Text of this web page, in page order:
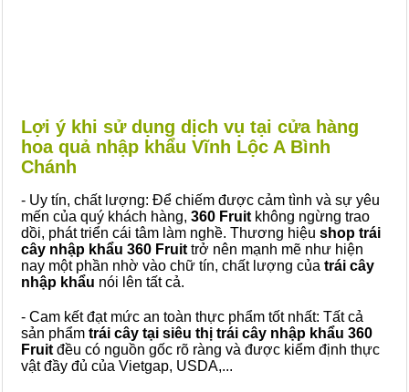
Lợi ý khi sử dụng dịch vụ tại cửa hàng
hoa quả nhập khẩu Vĩnh Lộc A Bình
Chánh
- Uy tín, chất lượng: Để chiếm được cảm tình và sự yêu
mến của quý khách hàng, 360 Fruit không ngừng trao
dồi, phát triển cái tâm làm nghề. Thương hiệu shop trái
cây nhập khẩu 360 Fruit trở nên mạnh mẽ như hiện
nay một phần nhờ vào chữ tín, chất lượng của trái cây
nhập khẩu nói lên tất cả.
- Cam kết đạt mức an toàn thực phẩm tốt nhất: Tất cả
sản phẩm trái cây tại siêu thị trái cây nhập khẩu 360
Fruit đều có nguồn gốc rõ ràng và được kiểm định thực
vật đầy đủ của Vietgap, USDA,...